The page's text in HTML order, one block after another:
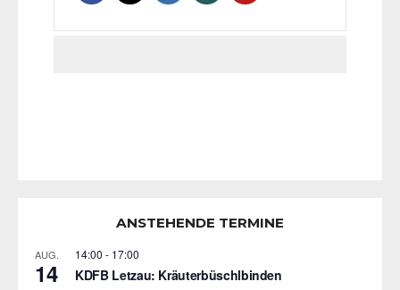
ANSTEHENDE TERMINE
AUG.
14
14:00 - 17:00
KDFB Letzau: Kräuterbüschlbinden